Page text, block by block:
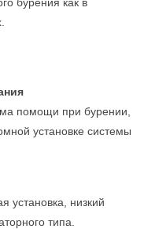
помощи при бурении,
установке системы
установка, низкий
типа.